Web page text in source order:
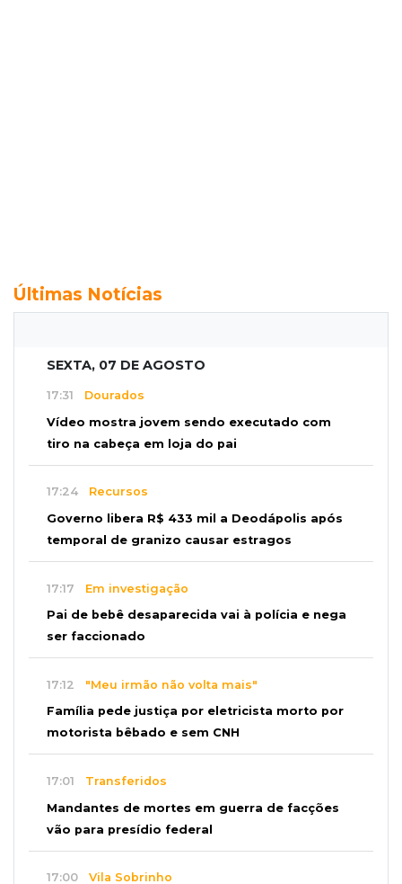
Últimas Notícias
SEXTA, 07 DE AGOSTO
17:31 Dourados
Vídeo mostra jovem sendo executado com
tiro na cabeça em loja do pai
17:24 Recursos
Governo libera R$ 433 mil a Deodápolis após
temporal de granizo causar estragos
17:17 Em investigação
Pai de bebê desaparecida vai à polícia e nega
ser faccionado
17:12 "Meu irmão não volta mais"
Família pede justiça por eletricista morto por
motorista bêbado e sem CNH
17:01 Transferidos
Mandantes de mortes em guerra de facções
vão para presídio federal
17:00 Vila Sobrinho